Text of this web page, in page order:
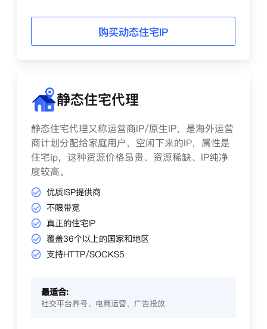
购买动态住宅IP
静态住宅代理
静态住宅代理又称运营商IP/原生IP，是海外运营
商计划分配给家庭用户，空闲下来的IP，属性是
住宅ip，这种资源价格昂贵、资源稀缺、IP纯净
度较高。
优质ISP提供商
不限带宽
真正的住宅IP
覆盖36个以上的国家和地区
支持HTTP/SOCKS5
最适合:
社交平台养号、电商运营、广告投放